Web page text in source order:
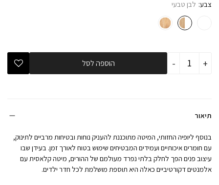
צבע לבן טבעי
-
כמות
מיטת
+ הוספה לסל
תיאור
בנוסף ליופיה החזותי, המיטה מתוכננת להעניק נוחות ובטיחות מרביים לתינוק,
עם חומרים איכותיים ועמידים המבטיחים שימוש בטוח לאורך זמן. בעידן שבו
עיצוב פנים הפך לחלק בלתי נפרד מעולמם של ההורים, מיטה קלאסית עם
אלמנטים דקורטיביים כאלה היא תוספת מושלמת לכל חדר ילדים.